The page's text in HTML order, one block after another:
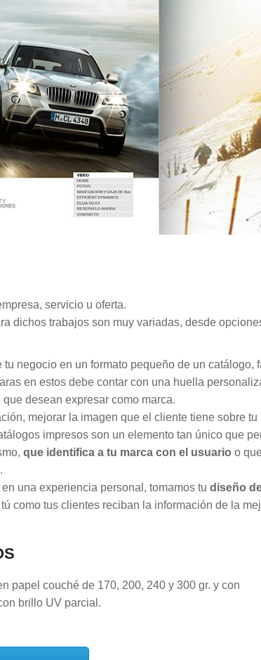
servicio u oferta.
dichos trabajos son muy variadas, desde
negocio en un formato pequeño de un catálogo,
en estos debe contar con una huella
desean expresar como marca.
mejorar la imagen que el cliente tiene sobre tu
impresos son un elemento tan único que
que identifica a tu marca con el usuario o
una experiencia personal, tomamos tu diseño
como tus clientes reciban la información de la
papel couché de 170, 200, 240 y 300 gr. y con
brillo UV parcial.